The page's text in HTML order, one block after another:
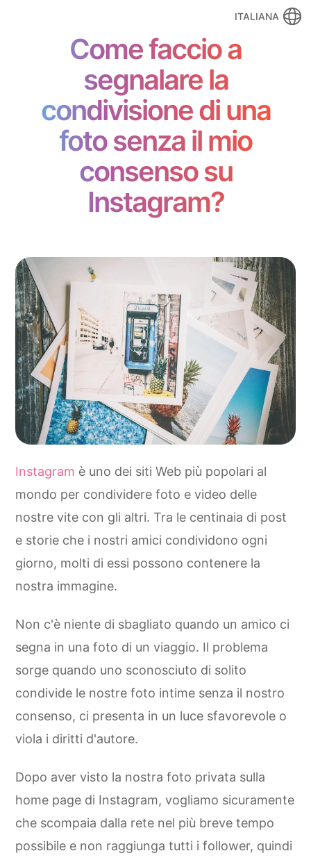
ITALIANA
Come faccio a
segnalare la
condivisione di una
foto senza il mio
consenso su
Instagram?
Instagram è uno dei siti Web più popolari al
mondo per condividere foto e video delle
nostre vite con gli altri. Tra le centinaia di post
e storie che i nostri amici condividono ogni
giorno, molti di essi possono contenere la
nostra immagine.
Non c'è niente di sbagliato quando un amico ci
segna in una foto di un viaggio. Il problema
sorge quando uno sconosciuto di solito
condivide le nostre foto intime senza il nostro
consenso, ci presenta in un luce sfavorevole o
viola i diritti d'autore.
Dopo aver visto la nostra foto privata sulla
home page di Instagram, vogliamo sicuramente
che scompaia dalla rete nel più breve tempo
possibile e non raggiunga tutti i follower, quindi